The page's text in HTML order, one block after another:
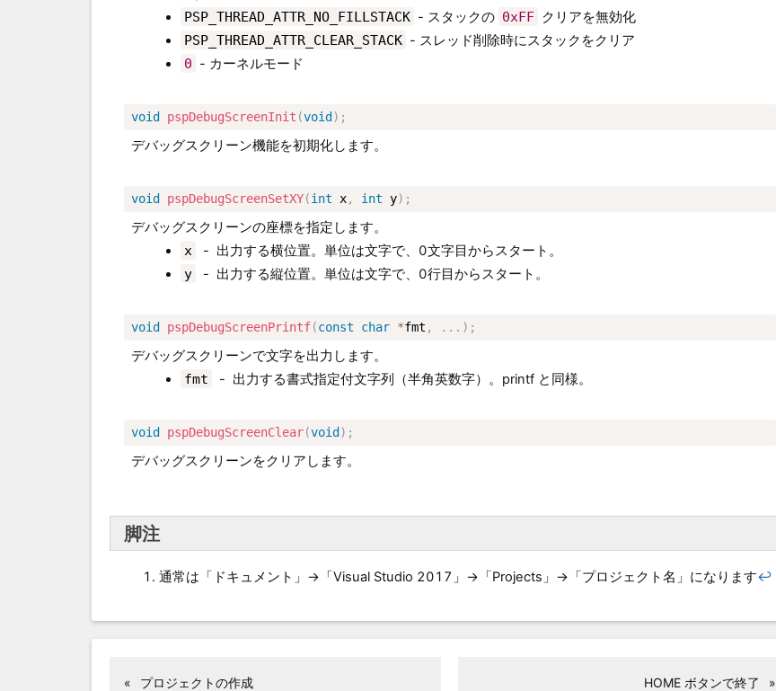
PSP_THREAD_ATTR_NO_FILLSTACK - スタックの 0xFF クリアを無効化
PSP_THREAD_ATTR_CLEAR_STACK - スレッド削除時にスタックをクリア
0 - カーネルモード
void pspDebugScreenInit (void ) ;
デバッグスクリーン機能を初期化します。
void pspDebugScreenSetXY(int x, int y) ;
デバッグスクリーンの座標を指定します。
x - 出力する横位置。単位は文字で、0文字目からスタート。
y - 出力する縦位置。単位は文字で、0行目からスタート。
void pspDebugScreenPrintf(const char *fmt , . . . ) ;
デバッグスクリーンで文字を出力します。
fmt - 出力する書式指定付文字列（半角英数字）。printf と同様。
void pspDebugScreenClear(void ) ;
デバッグスクリーンをクリアします。
脚注
通常は「ドキュメント」→「Visual Studio 2017」→「Projects」→「プロジェクト名」になります↩
« プロジェクトの作成 HOME ボタンで終了 »